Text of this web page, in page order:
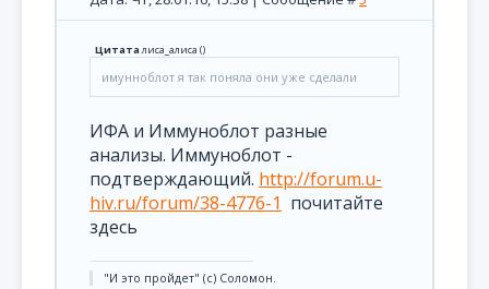
Цитаталиса_алиса ()
имунноблот я так поняла они уже сделали
ИФА и Иммуноблот разные
анализы. Иммуноблот -
подтверждающий. http://forum.u-
hiv.ru/forum/38-4776-1 почитайте
здесь
"И это пройдет" (с) Соломон.